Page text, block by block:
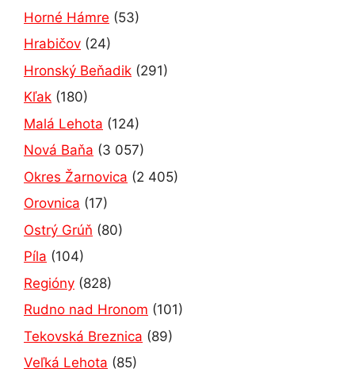
Horné Hámre (53)
Hrabičov (24)
Hronský Beňadik (291)
Kľak (180)
Malá Lehota (124)
Nová Baňa (3 057)
Okres Žarnovica (2 405)
Orovnica (17)
Ostrý Grúň (80)
Píla (104)
Regióny (828)
Rudno nad Hronom (101)
Tekovská Breznica (89)
Veľká Lehota (85)